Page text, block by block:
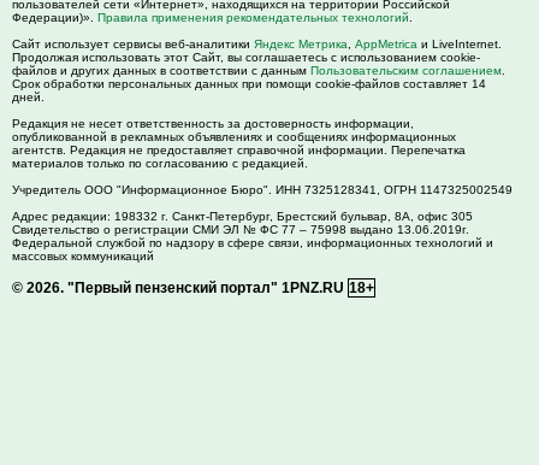
пользователей сети «Интернет», находящихся на территории Российской
Федерации)». Правила применения рекомендательных технологий
Сайт использует сервисы веб-аналитики Яндекс Метрика AppMetrica и LiveInternet.
Продолжая использовать этот Сайт, вы соглашаетесь с использованием cookie-
файлов и других данных в соответствии с данным Пользовательским соглашением
Срок обработки персональных данных при помощи cookie-файлов составляет 14
дней.
Редакция не несет ответственность за достоверность информации,
опубликованной в рекламных объявлениях и сообщениях информационных
агентств. Редакция не предоставляет справочной информации. Перепечатка
материалов только по согласованию с редакцией.
Учредитель ООО "Информационное Бюро". ИНН 7325128341, ОГРН 1147325002549
Адрес редакции: 198332 г. Санкт-Петербург, Брестский бульвар, 8А, офис 305
Свидетельство о регистрации СМИ ЭЛ № ФС 77 – 75998 выдано 13.06.2019г.
Федеральной службой по надзору в сфере связи, информационных технологий и
массовых коммуникаций
© 2026. "Первый пензенский портал" 1PNZ.RU 18+